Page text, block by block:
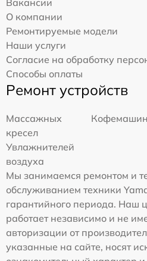
О компании
Ремонтируемые модели
Наши услуги
Согласие на обработку
Способы оплаты
Ремонт устройств
Массажных
кресел
Кофемашин
Увлажнителей
воздуха
Мы занимаемся ремонтом и
обслуживанием техники
гарантийного периода. Наш
работает независимо и не
авторизации от
указанные на сайте, носят